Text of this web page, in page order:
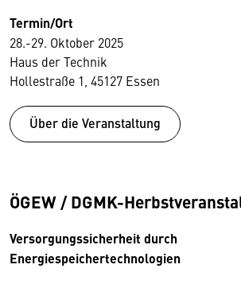
Termin/Ort
28.-29. Oktober 2025
Haus der Technik
Hollestraße 1, 45127 Essen
Über die Veranstaltung
ÖGEW / DGMK-
Versorgungssicherheit durch
Energiespeichertechnologien